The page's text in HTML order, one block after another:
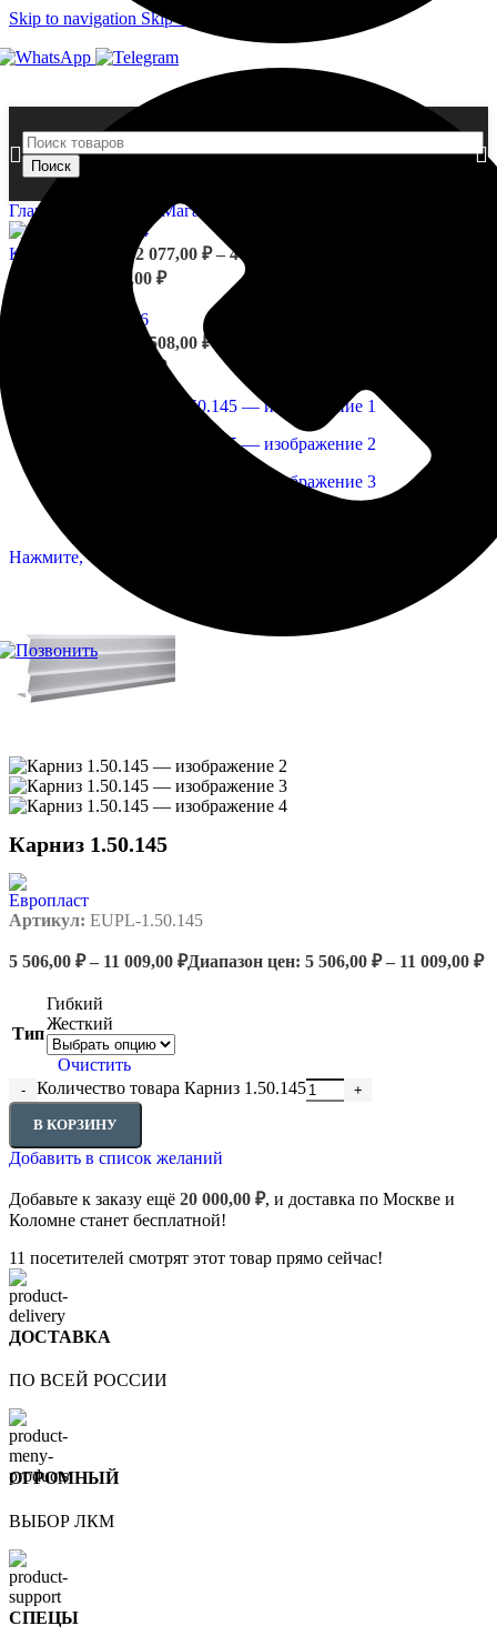
Skip to navigation Skip to main content
Поиск
Главная страница Магазин
Карниз 1.50.1442 077,00 ₽ – 4 148,00
077,00 ₽ – 4 148,00 ₽
3 508,00 ₽
508,00 ₽ – 7 015,00 ₽
Нажмите, чтобы увеличить
Карниз 1.50.145
Артикул: EUPL-1.50.145
5 506,00 ₽ – 11 009,00 ₽Диапазон цен: 5 506,00 ₽ – 11 009,00 ₽
Тип
Гибкий
Жесткий
Очистить
Количество товара Карниз 1.50.145
В КОРЗИНУ
Добавить в список желаний
Добавьте к заказу ещё 20 000,00 ₽, и доставка по Москве и
Коломне станет бесплатной!
11 посетителей смотрят этот товар прямо сейчас!
ДОСТАВКА
ПО ВСЕЙ РОССИИ
ОГРОМНЫЙ
ВЫБОР ЛКМ
СПЕЦЫ